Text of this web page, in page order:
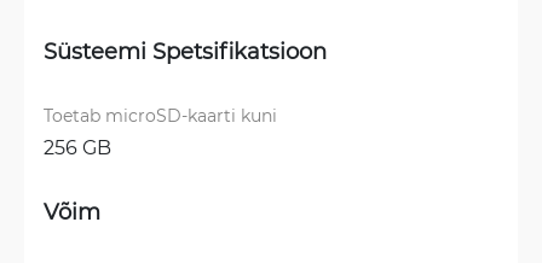
Süsteemi Spetsifikatsioon
Toetab microSD-kaarti kuni
256 GB
Võim